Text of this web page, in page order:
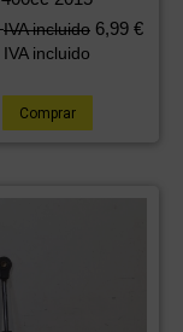
IVA incluido 6,99 €
IVA incluido
Comprar